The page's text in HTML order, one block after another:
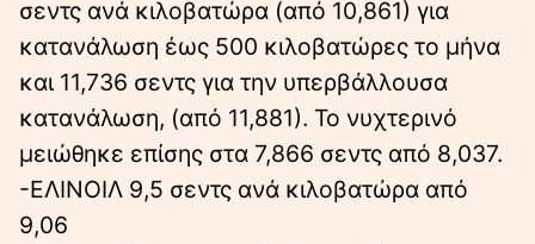
σεντς ανά κιλοβατώρα (από 10,861) για
κατανάλωση έως 500 κιλοβατώρες το μήνα
και 11,736 σεντς για την υπερβάλλουσα
κατανάλωση, (από 11,881). Το νυχτερινό
μειώθηκε επίσης στα 7,866 σεντς από 8,037.
-ΕΛΙΝΟΙΛ 9,5 σεντς ανά κιλοβατώρα από
9,06